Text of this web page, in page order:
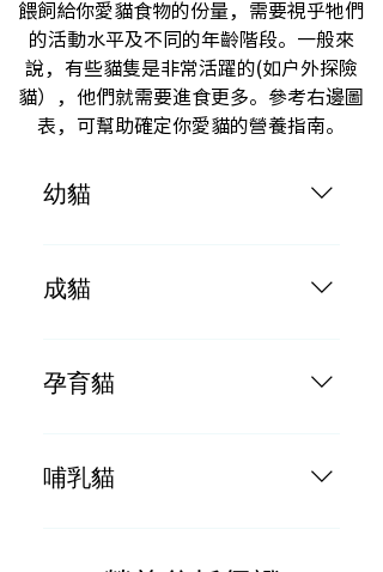
餵飼給你愛貓食物的份量，需要視乎牠們
的活動水平及不同的年齡階段。一般來
說，有些貓隻是非常活躍的(如戶外探險
貓），他們就需要進食更多。參考右邊圖
表，可幫助確定你愛貓的營養指南。
幼貓
成貓
孕育貓
哺乳貓